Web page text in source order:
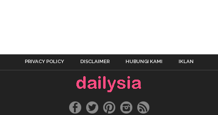
PRIVACY POLICY DISCLAIMER HUBUNGI KAMI IKLAN